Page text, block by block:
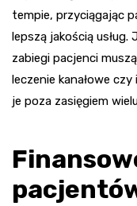
tempie, przyciągając
lepszą jakością
zabiegi pacjenci
leczenie kanałowe
je poza zasięgiem